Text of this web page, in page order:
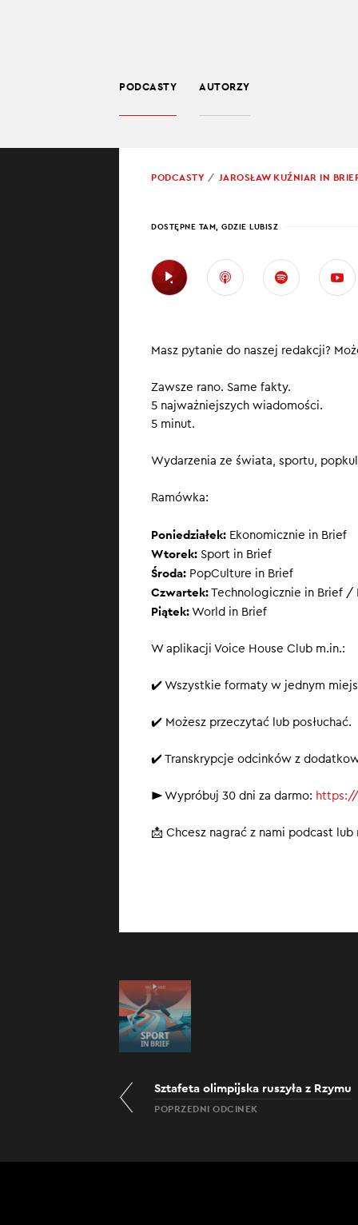
PODCASTY AUTORZY
PROWADZĄCY:
O
Steelpan
PODCASTY
JAROSŁAW KUŹNIAR IN
DOSTĘPNE TAM, GDZIE LUBISZ
Masz pytanie do naszej redakcji?
Zawsze rano. Same fakty.
5 najważniejszych wiadomości.
5 minut.
Wydarzenia ze świata, sportu,
Ramówka:
Poniedziałek: Ekonomicznie in Brief
Wtorek: Sport in Brief
Środa: PopCulture in Brief
Czwartek: Technologicznie in Brief /
Piątek: World in Brief
W aplikacji Voice House Club m.in.:
✔️ Wszystkie formaty w jednym
✔️ Możesz przeczytać lub posłuchać.
✔️ Transkrypcje odcinków z
► Wypróbuj 30 dni za darmo:
📩 Chcesz nagrać z nami podcast
Sztafeta olimpijska ruszyła z Rzymu
POPRZEDNI ODCINEK